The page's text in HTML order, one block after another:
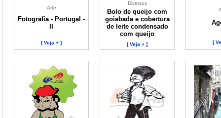
Arte
Fotografia - Portugal -
[ Veja + ]
Diversos
Bolo de queijo com
goiabada e cobertura
de leite condensado
com queijo
[ Veja + ] [